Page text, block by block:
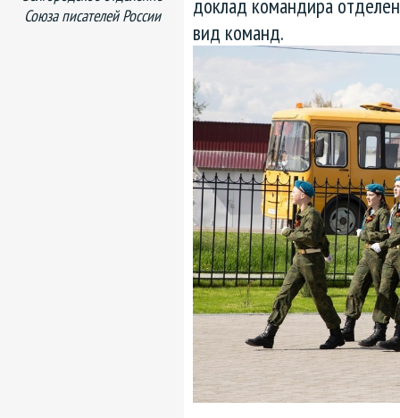
доклад командира
вид команд.
Союза писателей России